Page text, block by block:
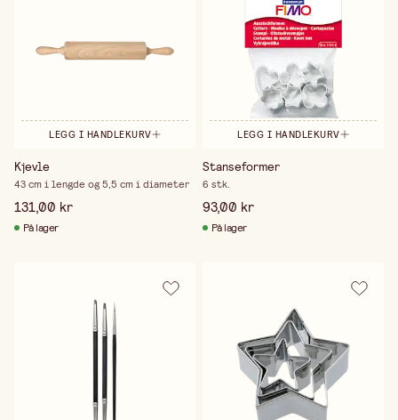
LEGG I HANDLEKURV
Kjevle
43 cm i lengde og 5,5 cm i diameter
131,00 kr
På lager
LEGG I HANDLEKURV
Stanseformer
6 stk.
93,00 kr
På lager